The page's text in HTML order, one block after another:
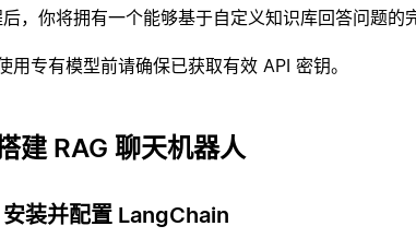
，你将拥有一个能够基于自定义知识库回答问题的
用专有模型前请确保已获取有效 API 密钥。
建 RAG 聊天机器人
装并配置 LangChain